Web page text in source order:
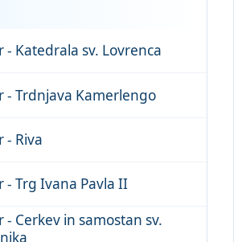
- Katedrala sv. Lovrenca
- Trdnjava Kamerlengo
- Riva
- Trg Ivana Pavla II
- Cerkev in samostan sv.